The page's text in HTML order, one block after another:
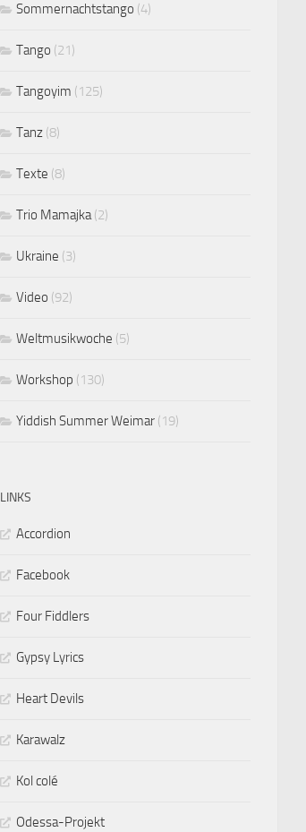
Sommernachtstango (4)
Tango (21)
Tangoyim (125)
Tanz (8)
Texte (8)
Trio Mamajka(2)
Ukraine (3)
Video (92)
Weltmusikwoche (5)
Workshop (130)
Yiddish Summer Weimar (19)
LINKS
Accordion
Facebook
Four Fiddlers
Gypsy Lyrics
Heart Devils
Karawalz
Kol colé
Odessa-Projekt